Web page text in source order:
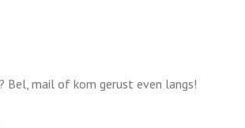
Bel, mail of kom gerust even langs!